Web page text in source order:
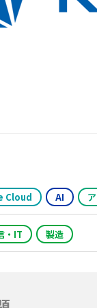
Cloud AI
・IT 製造